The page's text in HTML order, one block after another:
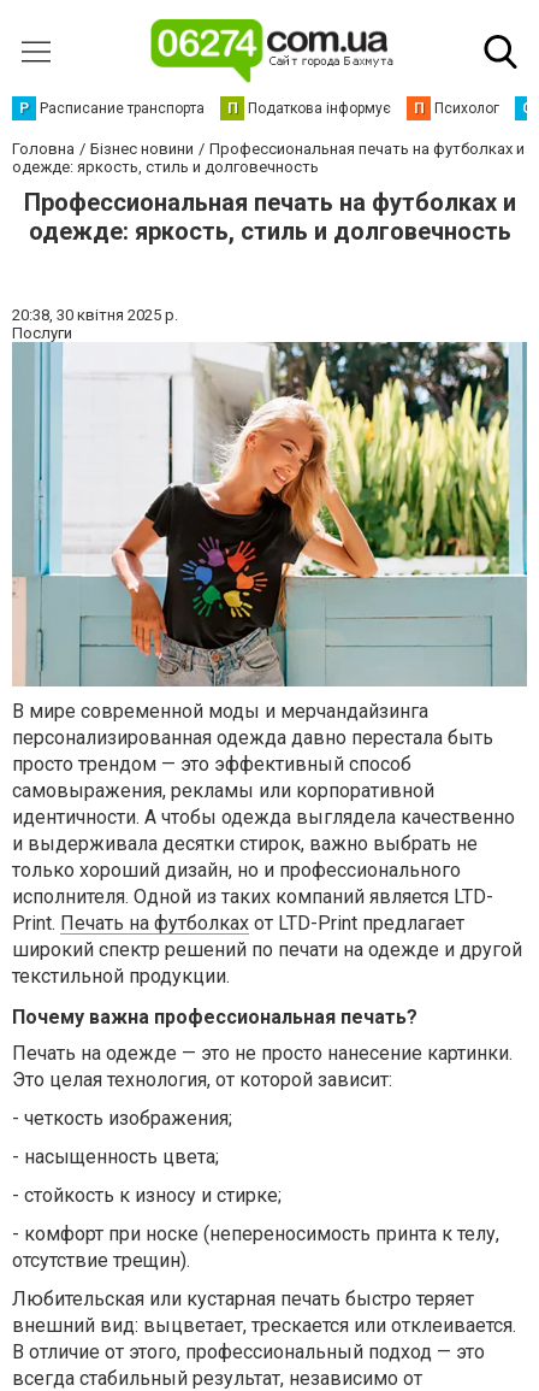
Р Расписание транспорта П Податкова інформує П Психолог С
Головна Бізнес новини
Профессиональная печать на футболках и
одежде: яркость, стиль и долговечность
Профессиональная печать на футболках и
одежде: яркость, стиль и долговечность
20:38, 30 квітня 2025 р.
Послуги
В мире современной моды и мерчандайзинга
персонализированная одежда давно перестала быть
просто трендом — это эффективный способ
самовыражения, рекламы или корпоративной
идентичности. А чтобы одежда выглядела качественно
и выдерживала десятки стирок, важно выбрать не
только хороший дизайн, но и профессионального
исполнителя. Одной из таких компаний является LTD-
Print. Печать на футболках от LTD-Print предлагает
широкий спектр решений по печати на одежде и другой
текстильной продукции.
Почему важна профессиональная печать?
Печать на одежде — это не просто нанесение картинки.
Это целая технология, от которой зависит:
- четкость изображения;
- насыщенность цвета;
- стойкость к износу и стирке;
- комфорт при носке (непереносимость принта к телу,
отсутствие трещин).
Любительская или кустарная печать быстро теряет
внешний вид: выцветает, трескается или отклеивается.
В отличие от этого, профессиональный подход — это
всегда стабильный результат, независимо от